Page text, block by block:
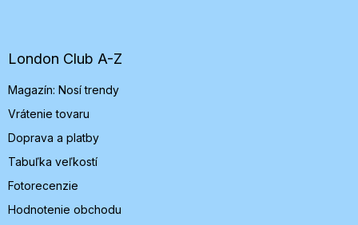
e
London Club A-Z
Magazín: Nosí trendy
Vrátenie tovaru
Doprava a platby
Tabuľka veľkostí
Fotorecenzie
Hodnotenie obchodu